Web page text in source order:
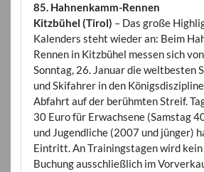
85. Hahnenkamm-Rennen
Kitzbühel (Tirol) – Das große
Kalenders steht wieder an: Beim
Rennen in Kitzbühel messen sich
Sonntag, 26. Januar die weltbesten
und Skifahrer in den
Abfahrt auf der berühmten Streif.
30 Euro für Erwachsene (Samstag
und Jugendliche (2007 und jünger)
Eintritt. An Trainingstagen wird
Buchung ausschließlich im